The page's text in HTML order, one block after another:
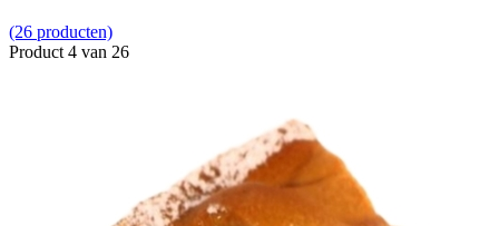
(26 producten)
Product 4 van 26